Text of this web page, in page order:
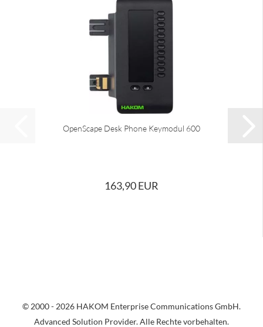
OpenScape Desk Phone Keymodul 600
163,90 EUR
© 2000 - 2026 HAKOM Enterprise Communications GmbH.
Advanced Solution Provider. Alle Rechte vorbehalten.